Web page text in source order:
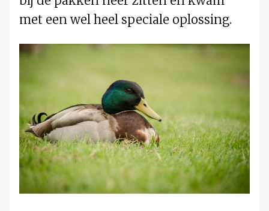
met een wel heel speciale oplossing.